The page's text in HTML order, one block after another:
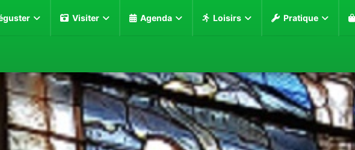
Visiter Agenda Loisirs Pratique